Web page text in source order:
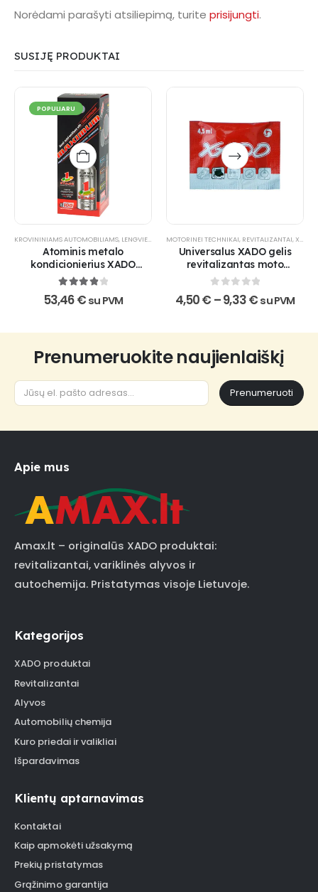
Norėdami parašyti atsiliepimą, turite prisijungti.
SUSIJĘ PRODUKTAI
POPULIARU
KROVININIAMS AUTOMOBILIAMS, LENGVIESIEMS AUTOMOBILIAMS ,PRAMONEI,REVITALIZANTAI
Atominis metalo
kondicionierius XADO
Maximum 1 Stage
4out of 5
53,46€ su PVM
This
product
has
multiple
options
may
be
chosen
on
the
page
MOTORINEI TECHNIKAI, REVITALIZANTAI,XADO PRODUKTAI
Universalus XADO gelis
revitalizantas moto
technikai
out of 5
4,50€ –9,33€Price
through
su PVM
Prenumeruokite naujienlaiškį
Prenumeruoti
Apie mus
Amax.lt – originalūs XADO produktai:
revitalizantai, variklinės alyvos ir
autochemija. Pristatymas visoje Lietuvoje.
Kategorijos
XADO produktai
Revitalizantai
Alyvos
Automobilių chemija
Kuro priedai ir valikliai
Išpardavimas
Klientų aptarnavimas
Kontaktai
Kaip apmokėti užsakymą
Prekių pristatymas
Grąžinimo garantija